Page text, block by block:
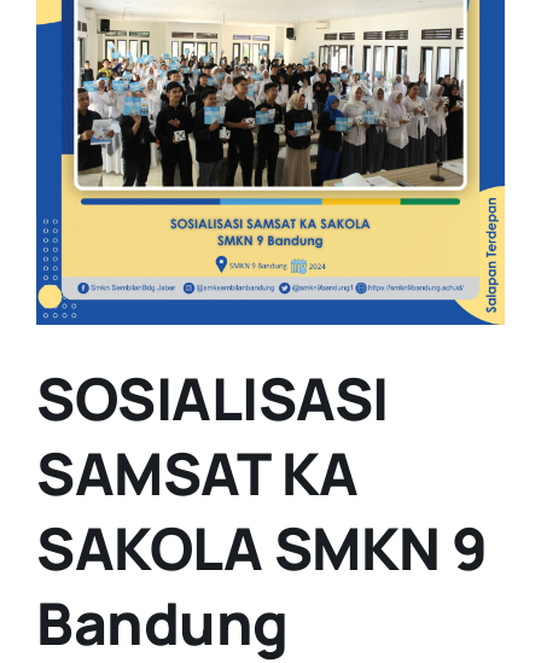
SOSIALISASI
SAMSAT KA
SAKOLA SMKN 9
Bandung